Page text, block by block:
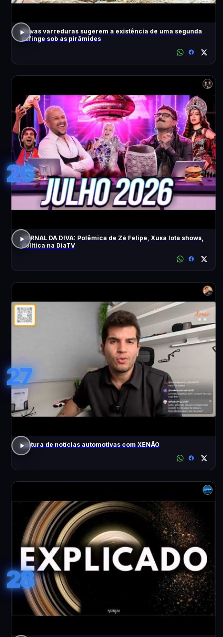
Novas varreduras sugerem a existência de uma segunda
Esfinge sob as pirâmides
26
JORNAL DA DIVA: Polêmica de Zé Felipe, Xuxa lota shows,
Política na DiaTV
27
Leitura de notícias automotivas com XENÃO
28